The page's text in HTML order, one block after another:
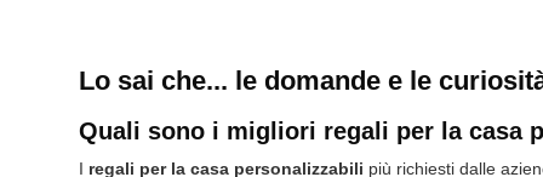
Lo sai che... le domande e le
Quali sono i migliori regali per la casa
I regali per la casa personalizzabili più richiesti dalle